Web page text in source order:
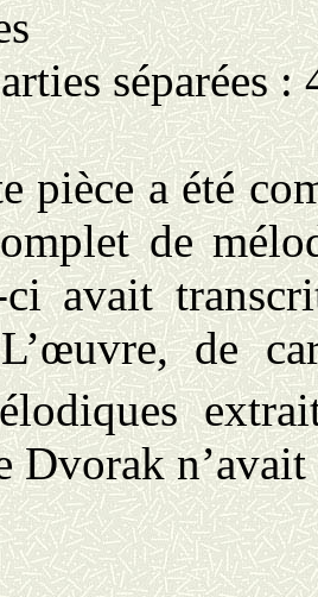
séparées :
pièce a été
de
avait
de
Dvorak